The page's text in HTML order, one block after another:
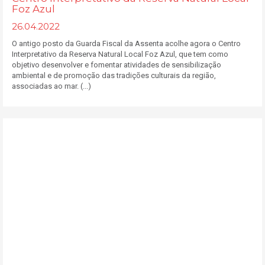
Foz Azul
26.04.2022
O antigo posto da Guarda Fiscal da Assenta acolhe agora o Centro
Interpretativo da Reserva Natural Local Foz Azul, que tem como
objetivo desenvolver e fomentar atividades de sensibilização
ambiental e de promoção das tradições culturais da região,
associadas ao mar. (...)